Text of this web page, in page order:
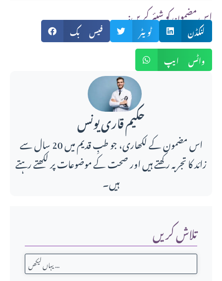
تلاش کریں
:اس مضمون کو شیئر کریں
فیس بک ٹویٹر
لنکڈن
واٹس ایپ
حکیم قاری یونس
اس مضمون کے لکھاری، جو طبِ قدیم میں 20 سال سے
زائد کا تجربہ رکھتے ہیں اور صحت کے موضوعات پر لکھتے رہتے
ہیں۔